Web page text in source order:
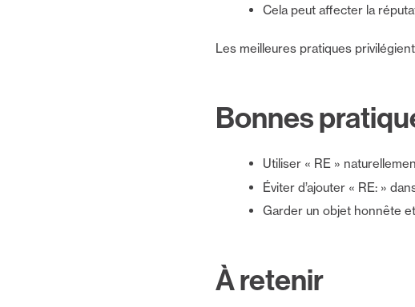
Cela peut affecter la
Les meilleures pratiques
Bonnes
Utiliser « RE »
Éviter d’ajouter « RE: »
Garder un objet honnête
À retenir